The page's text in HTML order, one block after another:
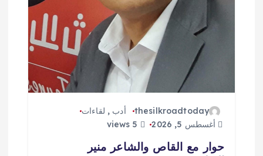
thesilkroadtoday أدب , لقاءات
أغسطس 5, 2026
حوار مع القاص والشاعر منير